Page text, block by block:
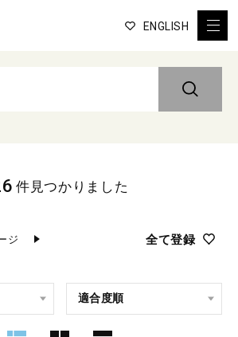
ENGLISH
ジ 全て登録
件見つかりました